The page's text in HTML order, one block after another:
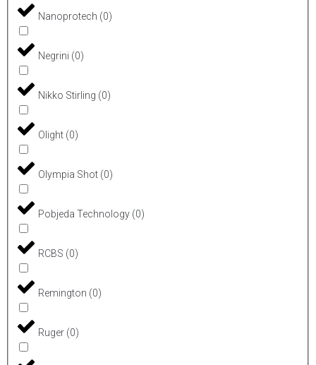
Nanoprotech (0)
Negrini (0)
Nikko Stirling (0)
Olight (0)
Olympia Shot (0)
Pobjeda Technology (0)
RCBS (0)
Remington (0)
Ruger (0)